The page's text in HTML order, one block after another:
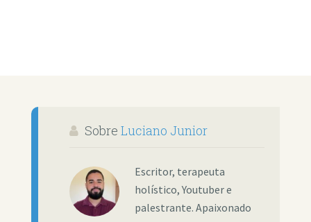
Sobre Luciano Junior
Escritor, terapeuta
holístico, Youtuber e
palestrante. Apaixonado